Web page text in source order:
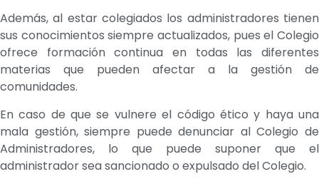
Además, al estar colegiados los administradores tienen
sus conocimientos siempre actualizados, pues el Colegio
ofrece formación continua en todas las diferentes
materias que pueden afectar a la gestión de
comunidades.
En caso de que se vulnere el código ético y haya una
mala gestión, siempre puede denunciar al Colegio de
Administradores, lo que puede suponer que el
administrador sea sancionado o expulsado del Colegio.